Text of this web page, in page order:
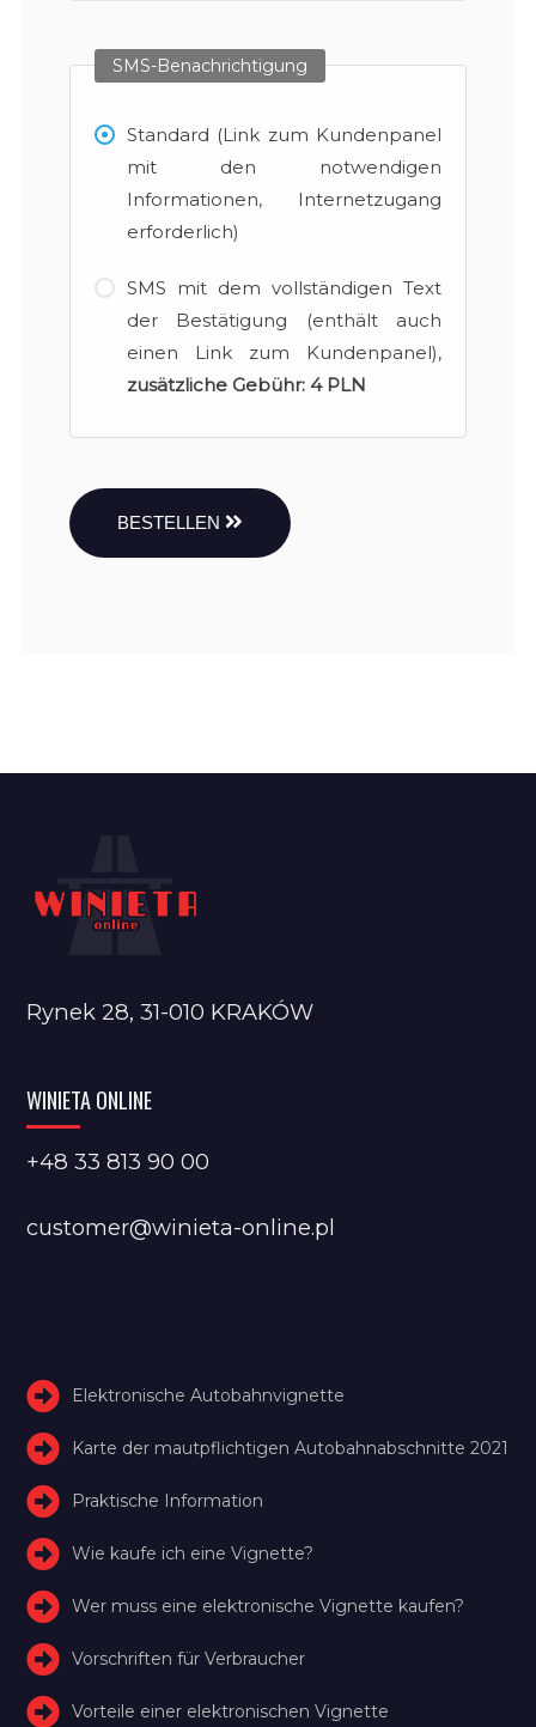
SMS-Benachrichtigung
Standard (Link zum Kundenpanel
mit den notwendigen
Informationen, Internetzugang
erforderlich)
SMS mit dem vollständigen Text
der Bestätigung (enthält auch
einen Link zum Kundenpanel),
zusätzliche Gebühr: 4 PLN
BESTELLEN
Rynek 28, 31-010 KRAKÓW
WINIETA ONLINE
+48 33 813 90 00
customer@winieta-online.pl
Elektronische Autobahnvignette
Karte der mautpflichtigen Autobahnabschnitte 2021
Praktische Information
Wie kaufe ich eine Vignette?
Wer muss eine elektronische Vignette kaufen?
Vorschriften für Verbraucher
Vorteile einer elektronischen Vignette